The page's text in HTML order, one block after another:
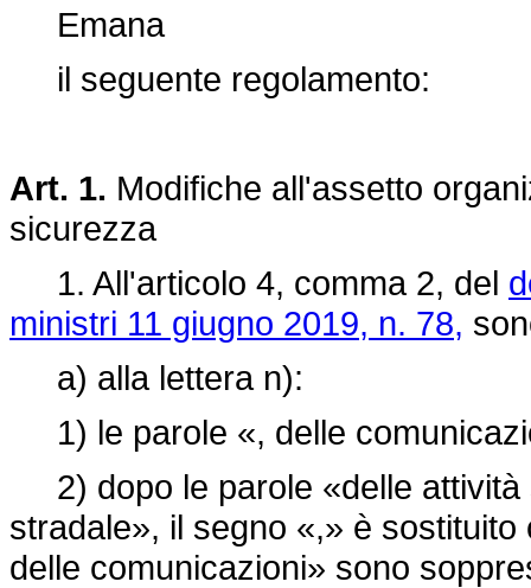
Emana
il seguente regolamento:
Art. 1. Modifiche all'assetto
sicurezza
1. All'articolo 4, comma 2, del
ministri 11 giugno 2019, n. 78,
a) alla lettera n):
1) le parole «, delle
2) dopo le parole «delle attività
stradale», il segno «,» è
delle comunicazioni» sono